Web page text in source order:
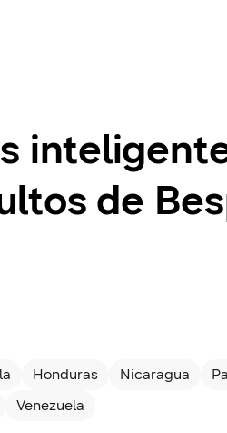
de
Honduras Nicaragua
Venezuela